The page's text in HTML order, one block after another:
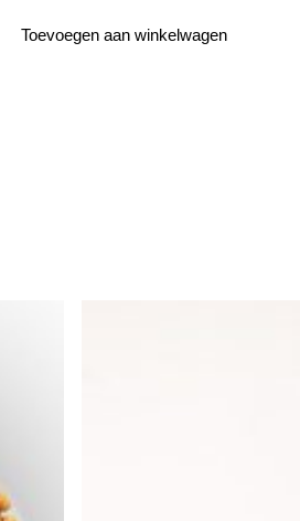
Toevoegen aan winkelwagen